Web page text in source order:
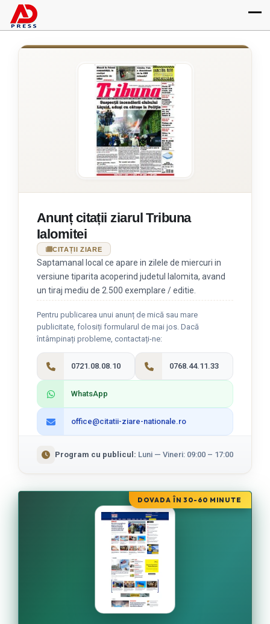
Anunț citații ziarul Tribuna
Ialomitei
CITAȚII ZIARE
Saptamanal local ce apare in zilele de miercuri in
versiune tiparita acoperind judetul Ialomita, avand
un tiraj mediu de 2.500 exemplare / editie.
Pentru publicarea unui anunț de mică sau mare
publicitate, folosiți formularul de mai jos. Dacă
întâmpinați probleme, contactați-ne:
0721.08.08.10 0768.44.11.33
WhatsApp
office@citatii-ziare-nationale.ro
Program cu publicul: Luni — Vineri: 09:00 – 17:00
DOVADA ÎN 30-60 MINUTE